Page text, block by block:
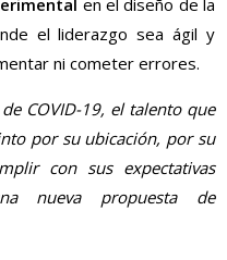
en el diseño de la
el liderazgo sea ágil y
ni cometer errores.
COVID-19, el talento que
por su ubicación, por su
con sus expectativas
nueva propuesta de